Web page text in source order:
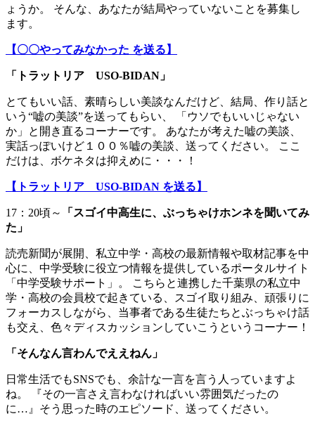
ょうか。 そんな、あなたが結局やっていないことを募集し
ます。
【〇〇やってみなかった を送る】
「トラットリア USO-BIDAN」
とてもいい話、素晴らしい美談なんだけど、結局、作り話と
いう“嘘の美談”を送ってもらい、 「ウソでもいいじゃない
か」と開き直るコーナーです。 あなたが考えた嘘の美談、
実話っぽいけど１００％嘘の美談、送ってください。 ここ
だけは、ボケネタは抑えめに・・・！
【トラットリア USO-BIDAN を送る】
17：20頃～
「スゴイ中高生に、ぶっちゃけホンネを聞いてみ
た」
読売新聞が展開、私立中学・高校の最新情報や取材記事を中
心に、中学受験に役立つ情報を提供しているポータルサイト
「中学受験サポート」。 こちらと連携した千葉県の私立中
学・高校の会員校で起きている、スゴイ取り組み、頑張りに
フォーカスしながら、当事者である生徒たちとぶっちゃけ話
も交え、色々ディスカッションしていこうというコーナー！
「 そんなん言わんでええねん 」
日常生活でもSNSでも、余計な一言を言う人っていますよ
ね。 『その一言さえ言わなければいい雰囲気だったの
に…』そう思った時のエピソード、送ってください。